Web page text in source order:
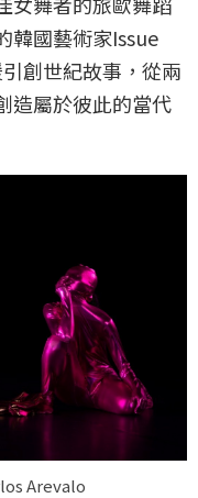
韓國藝術家Issue
創世紀故事，從兩
造屬於彼此的當代
Arevalo